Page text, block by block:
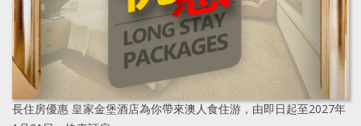
長住房優惠 皇家金堡酒店為你帶來澳人食住游，由即日起至2027年